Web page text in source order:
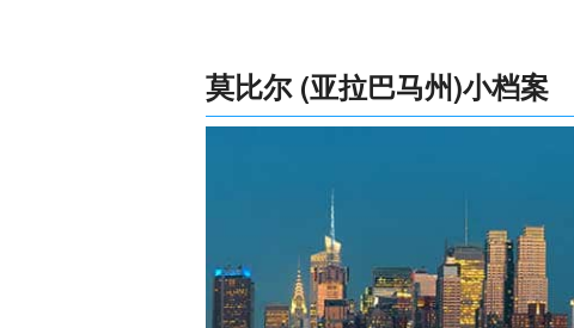
莫比尔 (亚拉巴马州)小档案